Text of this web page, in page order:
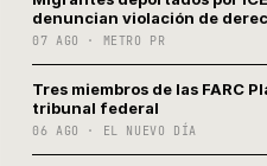
denuncian violación de
07 AGO · METRO PR
Tres miembros de las FARC
tribunal federal
06 AGO · EL NUEVO DÍA